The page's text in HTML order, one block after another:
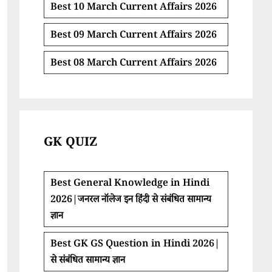
Best 10 March Current Affairs 2026
Best 09 March Current Affairs 2026
Best 08 March Current Affairs 2026
GK QUIZ
Best General Knowledge in Hindi
2026|जनरल नॉलेज इन हिंदी से संबंधित सामान्य
ज्ञान
Best GK GS Question in Hindi 2026|
से संबंधित सामान्य ज्ञान